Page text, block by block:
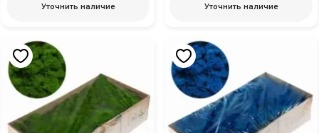
Уточнить наличие Уточнить наличие